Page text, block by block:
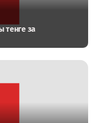
тенге за